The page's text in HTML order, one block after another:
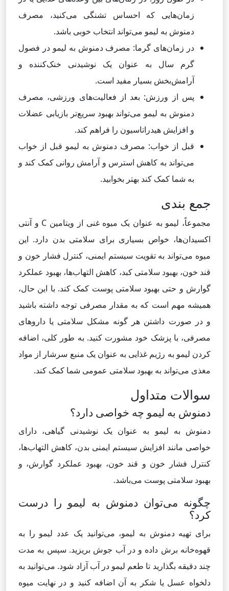
زمان‌هایی که احساس تشنگی می‌کنید، مصرف
دمنوش به لیمو می‌تواند انتخاب خوبی باشد.
در زمان‌های گرما: مصرف دمنوش به لیمو در فصول
گرم سال به عنوان یک نوشیدنی خنک‌کننده و
آرامش‌بخش بسیار مفید است.
پس از ورزش: بعد از فعالیت‌های ورزشی، مصرف
دمنوش به لیمو می‌تواند بهبود سریع‌تر بازیابی عضلات
و افزایش هیدراتاسیون را فراهم کند.
قبل از خواب: مصرف دمنوش به لیمو قبل از خواب
می‌تواند به کاهش استرس و آرامش روانی کمک کند و
به شما کمک کند بهتر بخوابید.
جمع بندی
مجموعاً، لیمو به عنوان یک میوه غنی از ویتامین C و آنتی
اکسیدان‌ها، خواص بسیاری برای سلامتی بدن دارد. این
میوه می‌تواند به تقویت سیستم ایمنی، کنترل فشار خون و
قند خون، بهبود سلامتی کبد، کاهش التهاب‌ها، بهبود عملکرد
گوارش و حتی بهبود سلامتی پوست کمک کند. با این حال،
همیشه مهم است که به مقدار مصرفی توجه داشته باشید
و در صورت داشتن هر گونه مشکل سلامتی یا داروهای
مصرفی، با پزشک خود مشورت کنید. به طور کلی، اضافه
کردن لیمو به رژیم غذایی به عنوان یک منبع سرشار از مواد
مغذی می‌تواند به بهبود سلامتی عمومی شما کمک کند.
سوالات متداول
دمنوش به لیمو چه خواصی دارد؟
دمنوش به لیمو به عنوان یک نوشیدنی گیاهی، دارای
خواصی مانند افزایش سیستم ایمنی بدن، کاهش التهاب‌ها،
کنترل فشار خون و قند خون، بهبود عملکرد گوارش، و
بهبود سلامتی پوست می‌باشد.
چگونه می‌توان دمنوش به لیمو را درست
کرد؟
برای تهیه دمنوش به لیمو، می‌توانید یک عدد لیمو را به
قهوه‌خانه برش داده و در آب جوش بریزید. سپس به مدت
چند دقیقه بگذارید تا طعم لیمو در آب آزاد شود. می‌توانید به
دلخواه عسل یا شکر به آن اضافه کنید و در نهایت میوه